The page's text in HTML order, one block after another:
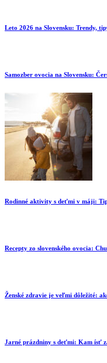
Leto 2026 na Slovensku: Trendy,
Samozber ovocia na Slovensku:
Rodinné aktivity s deťmi v máji:
Recepty zo slovenského ovocia:
Ženské zdravie je veľmi dôležité:
Jarné prázdniny s deťmi: Kam ísť